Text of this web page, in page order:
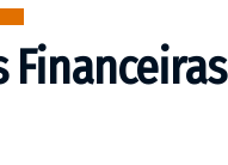
Financeiras